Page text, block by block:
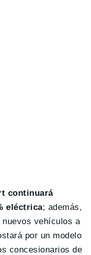
continuará
eléctrica; además,
vehículos a
por un modelo
concesionarios de